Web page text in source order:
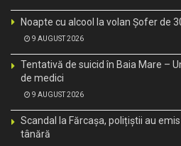
Noapte cu alcool la volan Șofer de
9 AUGUST 2026
Tentativă de suicid în Baia Mare –
de medici
9 AUGUST 2026
Scandal la Fărcașa, polițiștii au
tânără